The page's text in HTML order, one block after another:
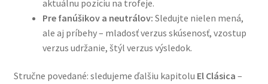
aktuálnu pozíciu na trofeje.
Pre fanúšikov a neutrálov: Sledujte nielen mená,
ale aj príbehy – mladosť verzus skúsenosť, vzostup
verzus udržanie, štýl verzus výsledok.
Stručne povedané: sledujeme ďalšiu kapitolu El Clásica –